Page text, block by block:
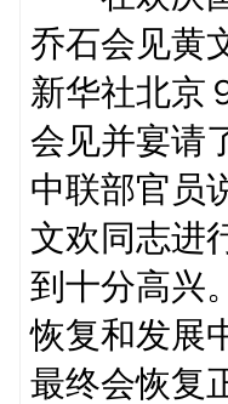
乔石会见黄
新华社北京
会见并宴请
中联部官员
文欢同志进
到十分高兴
恢复和发展
最终会恢复